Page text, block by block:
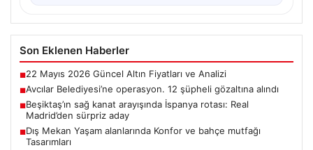
Son Eklenen Haberler
■22 Mayıs 2026 Güncel Altın Fiyatları ve Analizi
■Avcılar Belediyesi’ne operasyon. 12 şüpheli gözaltına alındı
■Beşiktaş’ın sağ kanat arayışında İspanya rotası: Real
Madrid’den sürpriz aday
■Dış Mekan Yaşam alanlarında Konfor ve bahçe mutfağı
Tasarımları